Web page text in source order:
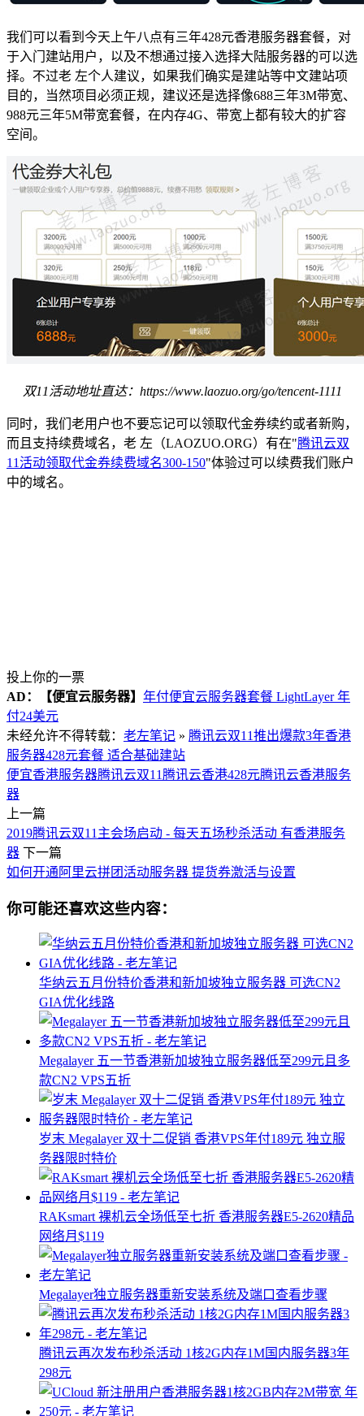
我们可以看到今天上午八点有三年428元香港服务器套餐，对
于入门建站用户，以及不想通过接入选择大陆服务器的可以选
择。不过老 左个人建议，如果我们确实是建站等中文建站项
目的，当然项目必须正规，建议还是选择像688三年3M带宽、
988元三年5M带宽套餐，在内存4G、带宽上都有较大的扩容
空间。
双11活动地址直达：https://www.laozuo.org/go/tencent-1111
同时，我们老用户也不要忘记可以领取代金券续约或者新购，
而且支持续费域名，老 左（LAOZUO.ORG）有在"腾讯云双
11活动领取代金券续费域名300-150"体验过可以续费我们账户
中的域名。
投上你的一票
AD：
【便宜云服务器】 年付便宜云服务器套餐 LightLayer 年
付24美元
未经允许不得转载： 老左笔记 » 腾讯云双11推出爆款3年香港
服务器428元套餐 适合基础建站
便宜香港服务器腾讯云双11 腾讯云香港428元腾讯云香港服务
器
上一篇
2019腾讯云双11主会场启动 - 每天五场秒杀活动 有香港服务
器 下一篇
如何开通阿里云拼团活动服务器 提货券激活与设置
你可能还喜欢这些内容：
华纳云五月份特价香港和新加坡独立服务器 可选CN2
GIA优化线路
Megalayer 五一节香港新加坡独立服务器低至299元且多
款CN2 VPS五折
岁末 Megalayer 双十二促销 香港VPS年付189元 独立服
务器限时特价
RAKsmart 裸机云全场低至七折 香港服务器E5-2620精品
网络月$119
Megalayer独立服务器重新安装系统及端口查看步骤
腾讯云再次发布秒杀活动 1核2G内存1M国内服务器3年
298元